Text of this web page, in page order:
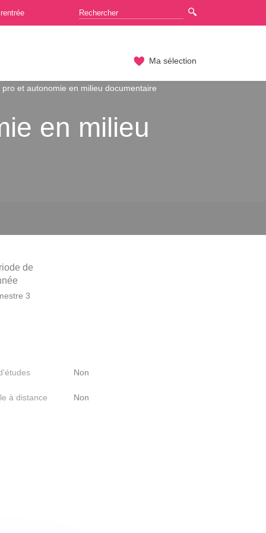
Ma sélection
et autonomie en milieu documentaire
en milieu
de
3
Non
à distance Non